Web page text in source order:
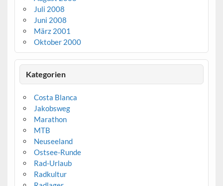
Juli 2008
Juni 2008
März 2001
Oktober 2000
Kategorien
Costa Blanca
Jakobsweg
Marathon
MTB
Neuseeland
Ostsee-Runde
Rad-Urlaub
Radkultur